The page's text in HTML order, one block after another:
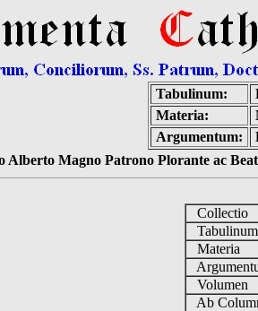
Tabulinum:
Materia:
Argumentum:
Alberto Magno Patrono Plorante ac
Collectio
Tabulinum
Materia
Volumen
Ab